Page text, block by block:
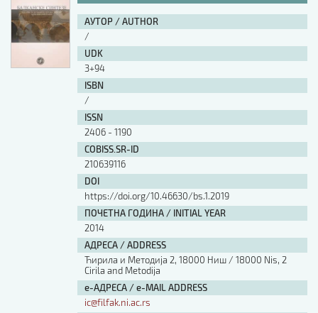
АУТОР / AUTHOR
/
UDK
3+94
ISBN
/
ISSN
2406 - 1190
COBISS.SR-ID
210639116
DOI
https://doi.org/10.46630/bs.1.2019
ПОЧЕТНА ГОДИНА / INITIAL YEAR
2014
АДРЕСА / ADDRESS
Ћирила и Методија 2, 18000 Ниш / 18000 Nis, 2
Cirila and Metodija
е-АДРЕСА / e-MAIL ADDRESS
ic@filfak.ni.ac.rs